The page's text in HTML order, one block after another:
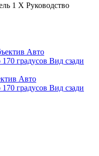
1 X Руководство
Авто
градусов Вид сзади